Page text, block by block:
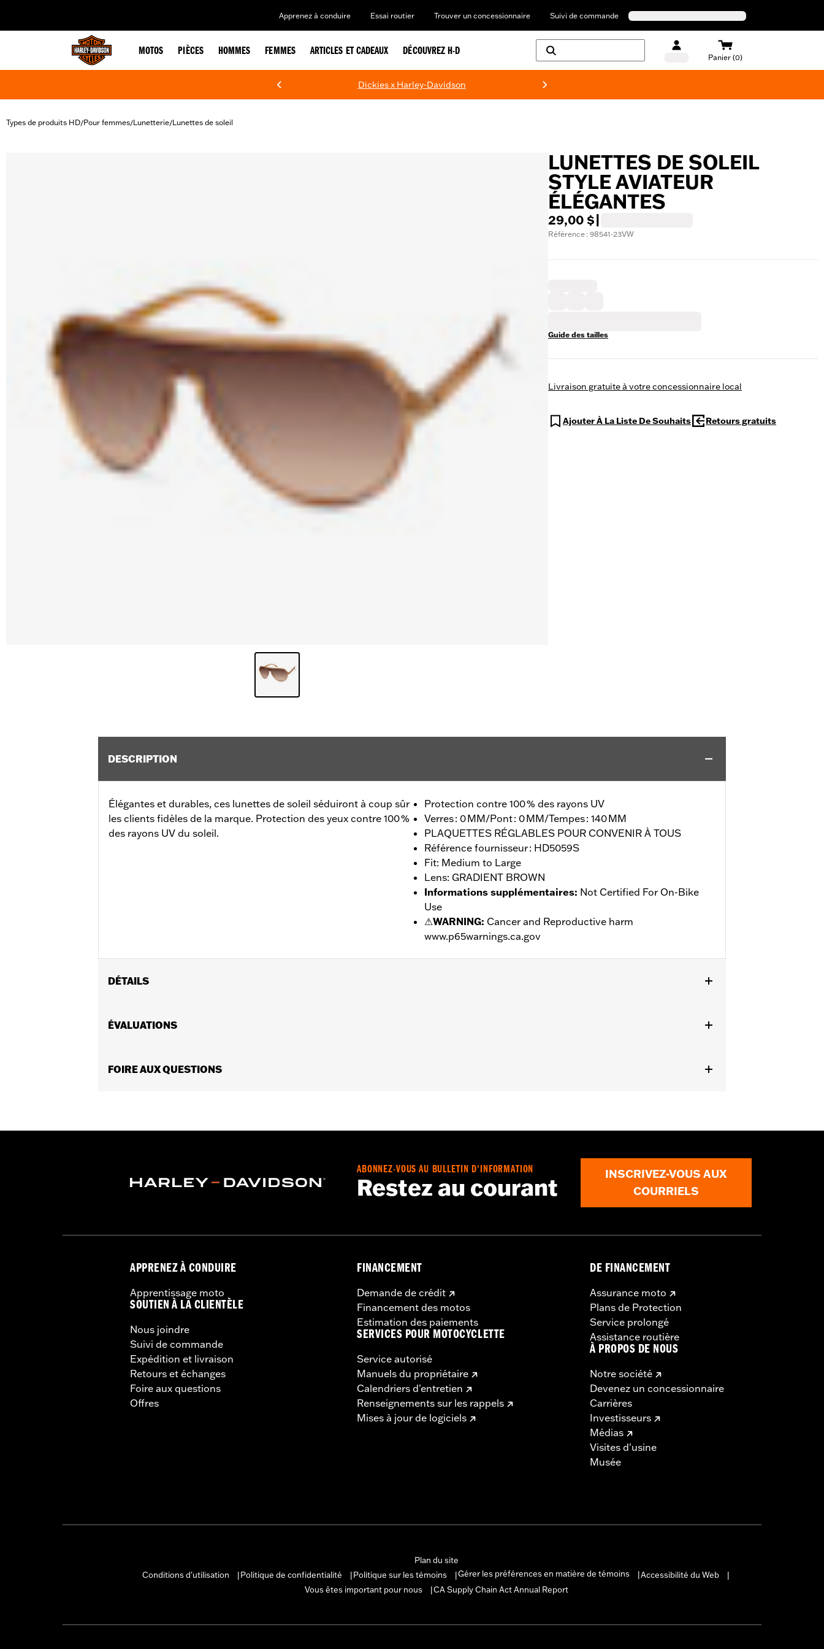
Apprenez à conduire Essai routier Trouver un concessionnaire Suivi de commande
MOTOS PIÈCES HOMMES FEMMES ARTICLES ET CADEAUX DÉCOUVREZ H-D
Panier (0)
Dickies x Harley-Davidson
Types de produits HD/Pour femmes/Lunetterie/Lunettes de soleil
LUNETTES DE SOLEIL
STYLE AVIATEUR
ÉLÉGANTES
29,00 $
Référence : 98541-23VW
Guide des tailles
Livraison gratuite à votre concessionnaire local
Ajouter À La Liste De Souhaits Retours gratuits
DESCRIPTION
Élégantes et durables, ces lunettes de soleil séduiront à coup sûr
les clients fidèles de la marque. Protection des yeux contre 100 %
des rayons UV du soleil.
Protection contre 100 % des rayons UV
Verres : 0 MM/Pont : 0 MM/Tempes : 140 MM
PLAQUETTES RÉGLABLES POUR CONVENIR À TOUS
Référence fournisseur : HD5059S
Fit: Medium to Large
Lens: GRADIENT BROWN
Informations supplémentaires: Not Certified For On-Bike
Use
⚠WARNING: Cancer and Reproductive harm
www.p65warnings.ca.gov
DÉTAILS
Lens Color:Éclat de bronze
Dimension Description:Verres : 0 MM/Pont : 0 MM/Tempes : 140 MM
ÉVALUATIONS
FOIRE AUX QUESTIONS
ABONNEZ-VOUS AU BULLETIN D'INFORMATION
Restez au courant
INSCRIVEZ-VOUS AUX
COURRIELS
APPRENEZ À CONDUIRE
Apprentissage moto
SOUTIEN À LA CLIENTÈLE
Nous joindre
Suivi de commande
Expédition et livraison
Retours et échanges
Foire aux questions
Offres
FINANCEMENT
Demande de crédit
Financement des motos
Estimation des paiements
SERVICES POUR MOTOCYCLETTE
Service autorisé
Manuels du propriétaire
Calendriers d'entretien
Renseignements sur les rappels
Mises à jour de logiciels
DE FINANCEMENT
Assurance moto
Plans de Protection
Service prolongé
Assistance routière
À PROPOS DE NOUS
Notre société
Devenez un concessionnaire
Carrières
Investisseurs
Médias
Visites d'usine
Musée
Plan du site
Conditions d'utilisation
Politique de confidentialité Politique sur les témoins Gérer les préférences en matière de témoins Accessibilité du Web
Vous êtes important pour nous
CA Supply Chain Act Annual Report